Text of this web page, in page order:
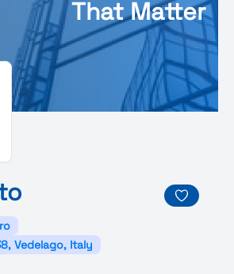
That Matter
Vedelago, Italy